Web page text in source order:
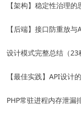
【架构】稳定性治理的
【后端】接口防重放
设计模式完整总结（23
【最佳实践】API设计
PHP常驻进程内存泄漏